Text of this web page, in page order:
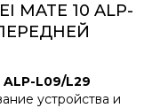
MATE 10 ALP-
L09/L29
устройства и